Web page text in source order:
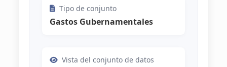
Tipo de conjunto
Gastos Gubernamentales
Vista del conjunto de datos